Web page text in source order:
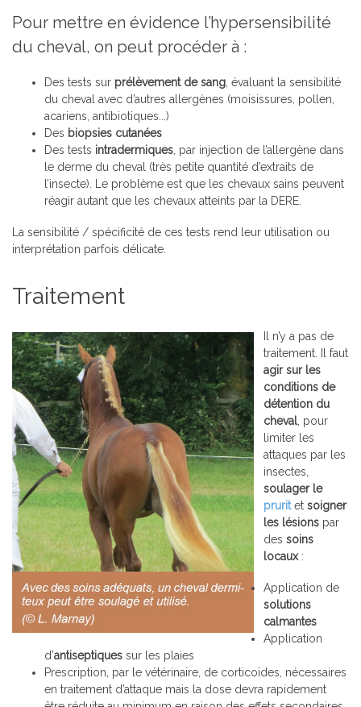
Pour mettre en évidence l’hypersensibilité
du cheval, on peut procéder à :
Des tests sur prélèvement de sang , évaluant la sensibilité
du cheval avec d’autres allergènes (moisissures, pollen,
acariens, antibiotiques...)
Des biopsies cutanées
Des tests intradermiques , par injection de l’allergène dans
le derme du cheval (très petite quantité d’extraits de
l’insecte). Le problème est que les chevaux sains peuvent
réagir autant que les chevaux atteints par la DERE.
La sensibilité / spécificité de ces tests rend leur utilisation ou
interprétation parfois délicate.
Traitement
Il n’y a pas de
traitement. Il faut
agir sur les
conditions de
détention du
cheval , pour
limiter les
attaques par les
insectes,
soulager le
pruritet soigner
les lésions par
des soins
locaux:
Application de
solutions
calmantes
Application
d’antiseptiques sur les plaies
Prescription, par le vétérinaire, de corticoïdes, nécessaires
en traitement d’attaque mais la dose devra rapidement